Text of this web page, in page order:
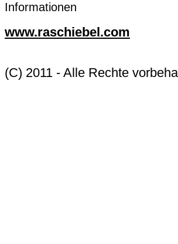
Informationen
www.raschiebel.com
(C) 2011 - Alle Rechte